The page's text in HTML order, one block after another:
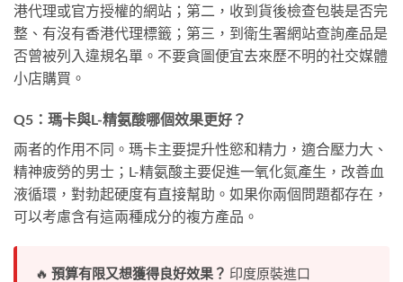
港代理或官方授權的網站；第二，收到貨後檢查包裝是否完
整、有沒有香港代理標籤；第三，到衛生署網站查詢產品是
否曾被列入違規名單。不要貪圖便宜去來歷不明的社交媒體
小店購買。
Q5：瑪卡與L-精氨酸哪個效果更好？
兩者的作用不同。瑪卡主要提升性慾和精力，適合壓力大、
精神疲勞的男士；L-精氨酸主要促進一氧化氮產生，改善血
液循環，對勃起硬度有直接幫助。如果你兩個問題都存在，
可以考慮含有這兩種成分的複方產品。
🔥 預算有限又想獲得良好效果？ 印度原裝進口